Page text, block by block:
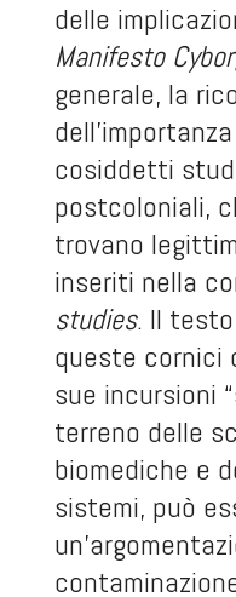
delle
Manifesto
generale, la
cosiddetti
postcoloniali,
trovano
inseriti nella
studies. Il
queste cornici
sue incursioni
terreno delle
biomediche e
sistemi, può